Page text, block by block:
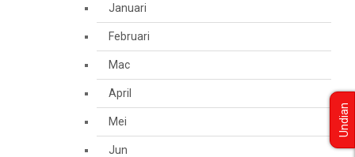
Januari
Februari
Mac
April
Mei
Jun
Undian